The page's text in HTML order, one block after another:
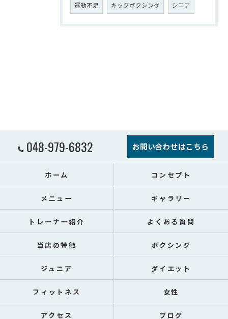
運動不足 キックボクシング シニア
048-979-6832 お問い合わせはこちら
ホーム コンセプト
メニュー ギャラリー
トレーナー紹介 よくある質問
当店の特徴 ボクシング
ジュニア ダイエット
フィットネス 女性
アクセス ブログ